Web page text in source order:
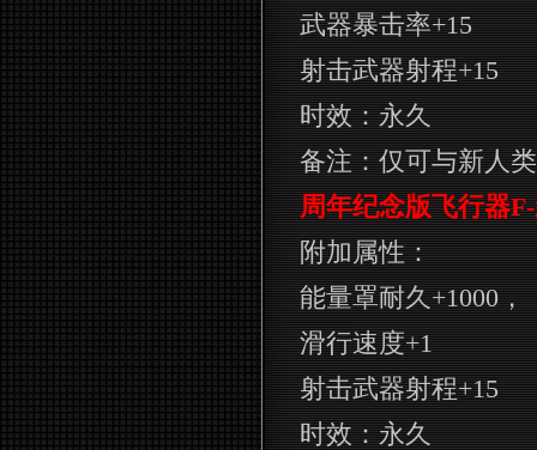
武器暴击率+15
射击武器射程+15
时效：永久
备注：仅可与新人
周年纪念版飞行器F-
附加属性：
能量罩耐久+1000，
滑行速度+1
射击武器射程+15
时效：永久